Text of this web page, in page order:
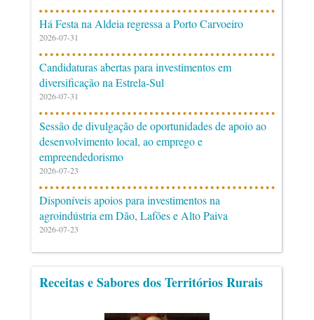
Há Festa na Aldeia regressa a Porto Carvoeiro
2026-07-31
Candidaturas abertas para investimentos em
diversificação na Estrela-Sul
2026-07-31
Sessão de divulgação de oportunidades de apoio ao
desenvolvimento local, ao emprego e
empreendedorismo
2026-07-23
Disponíveis apoios para investimentos na
agroindústria em Dão, Lafões e Alto Paiva
2026-07-23
Receitas e Sabores dos Territórios Rurais